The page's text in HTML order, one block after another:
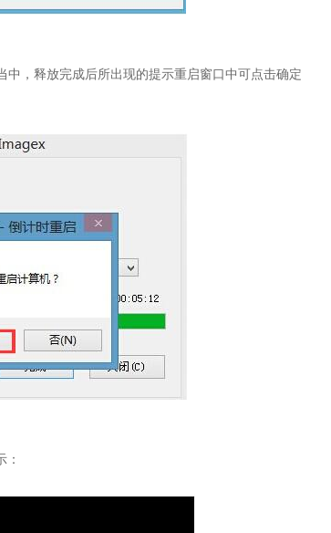
，释放完成后所出现的提示重启窗口中可点击确定